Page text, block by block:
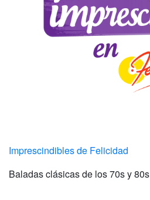
Imprescindibles de Felicidad
Baladas clásicas de los 70s y 80s